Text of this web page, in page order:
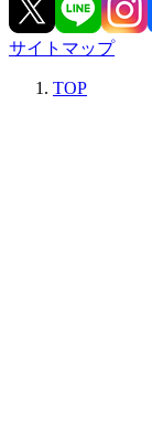
サイトマップ
TOP